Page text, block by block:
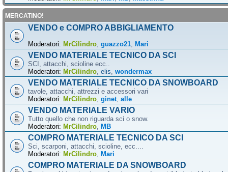
MERCATINO!
VENDO e COMPRO ABBIGLIAMENTO
Moderatori: MrCilindro guazzo21 Mari
VENDO MATERIALE TECNICO DA SCI
SCI, attacchi, scioline ecc..
Moderatori: MrCilindro elis wondermax
VENDO MATERIALE TECNICO DA SNOWBOARD
tavole, attacchi, attrezzi e accessori vari
Moderatori: MrCilindro ginet alle
VENDO MATERIALE VARIO
Tutto quello che non riguarda sci o snow.
Moderatori: MrCilindro MB
COMPRO MATERIALE TECNICO DA SCI
Sci, scarponi, attacchi, scioline, ecc....
Moderatori: MrCilindro Mari
COMPRO MATERIALE DA SNOWBOARD